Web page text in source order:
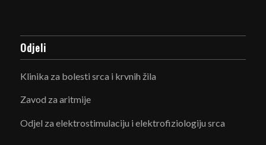
Odjeli
Klinika za bolesti srca i krvnih žila
Zavod za aritmije
Odjel za elektrostimulaciju i elektrofiziologiju srca